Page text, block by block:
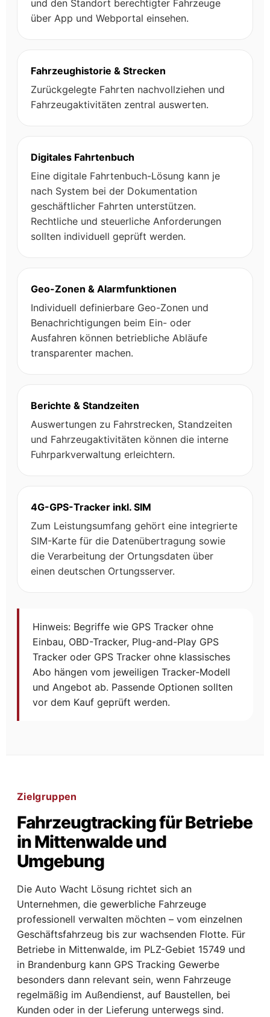
und den Standort berechtigter Fahrzeuge
über App und Webportal einsehen.
Fahrzeughistorie & Strecken
Zurückgelegte Fahrten nachvollziehen und
Fahrzeugaktivitäten zentral auswerten.
Digitales Fahrtenbuch
Eine digitale Fahrtenbuch-Lösung kann je
nach System bei der Dokumentation
geschäftlicher Fahrten unterstützen.
Rechtliche und steuerliche Anforderungen
sollten individuell geprüft werden.
Geo-Zonen & Alarmfunktionen
Individuell definierbare Geo-Zonen und
Benachrichtigungen beim Ein- oder
Ausfahren können betriebliche Abläufe
transparenter machen.
Berichte & Standzeiten
Auswertungen zu Fahrstrecken, Standzeiten
und Fahrzeugaktivitäten können die interne
Fuhrparkverwaltung erleichtern.
4G-GPS-Tracker inkl. SIM
Zum Leistungsumfang gehört eine integrierte
SIM-Karte für die Datenübertragung sowie
die Verarbeitung der Ortungsdaten über
einen deutschen Ortungsserver.
Hinweis: Begriffe wie GPS Tracker ohne
Einbau, OBD-Tracker, Plug-and-Play GPS
Tracker oder GPS Tracker ohne klassisches
Abo hängen vom jeweiligen Tracker-Modell
und Angebot ab. Passende Optionen sollten
vor dem Kauf geprüft werden.
Zielgruppen
Fahrzeugtracking für Betriebe
in Mittenwalde und
Umgebung
Die Auto Wacht Lösung richtet sich an
Unternehmen, die gewerbliche Fahrzeuge
professionell verwalten möchten – vom einzelnen
Geschäftsfahrzeug bis zur wachsenden Flotte. Für
Betriebe in Mittenwalde, im PLZ-Gebiet 15749 und
in Brandenburg kann GPS Tracking Gewerbe
besonders dann relevant sein, wenn Fahrzeuge
regelmäßig im Außendienst, auf Baustellen, bei
Kunden oder in der Lieferung unterwegs sind.